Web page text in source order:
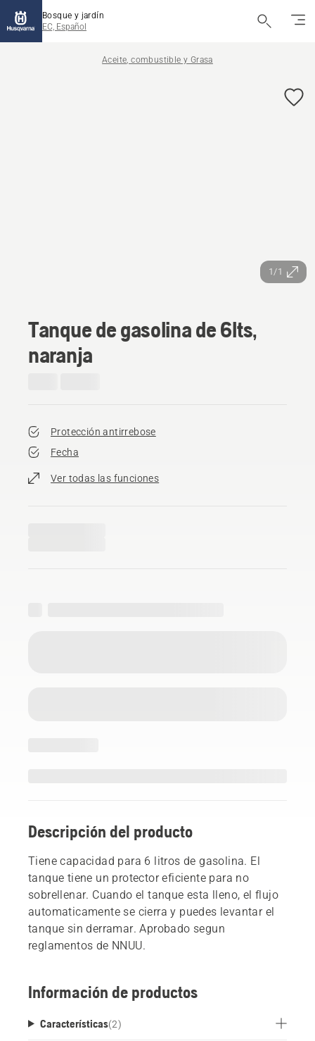
Bosque y jardín
EC, Español
Aceite, combustible y Grasa
1/1
Tanque de gasolina de 6lts,
naranja
Protección antirrebose
Fecha
Ver todas las funciones
Descripción del producto
Tiene capacidad para 6 litros de gasolina. El
tanque tiene un protector eficiente para no
sobrellenar. Cuando el tanque esta lleno, el flujo
automaticamente se cierra y puedes levantar el
tanque sin derramar. Aprobado segun
reglamentos de NNUU.
Información de productos
Características(2)